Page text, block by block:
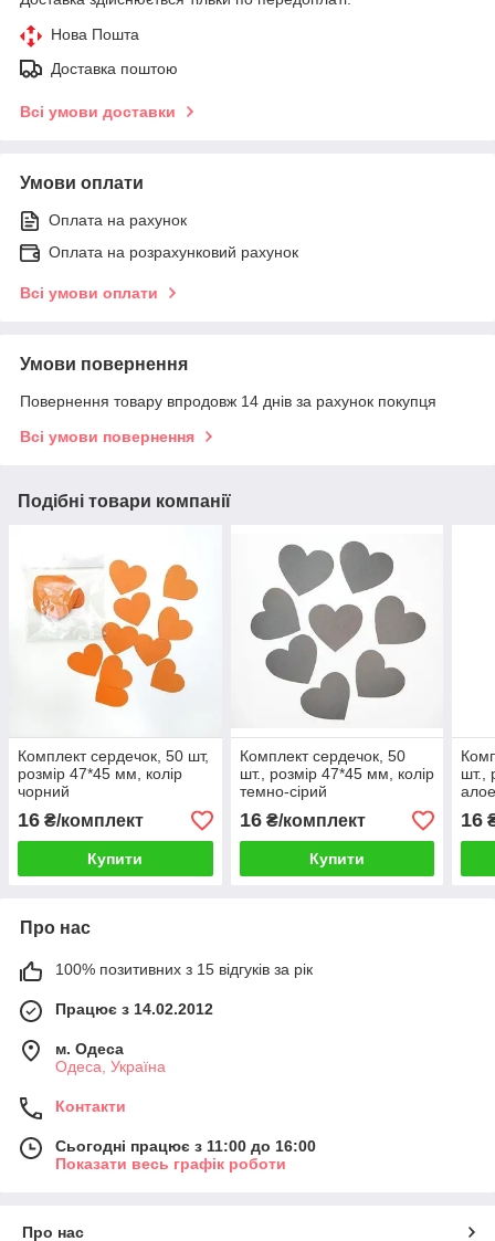
Нова Пошта
Доставка поштою
Всі умови доставки
Умови оплати
Оплата на рахунок
Оплата на розрахунковий рахунок
Всі умови оплати
Умови повернення
Повернення товару впродовж 14 днів за рахунок покупця
Всі умови повернення
Подібні товари компанії
Комплект сердечок, 50 шт,
розмір 47*45 мм, колір
чорний
16 ₴/комплект
Купити
Комплект сердечок, 50
шт., розмір 47*45 мм, колір
темно-сірий
16₴/комплект
Купити
шт.,
16
Про нас
100% позитивних з 15 відгуків за рік
Працює з 14.02.2012
м. Одеса
Одеса, Україна
Контакти
Сьогодні працює з 11:00 до 16:00
Показати весь графік роботи
Про нас